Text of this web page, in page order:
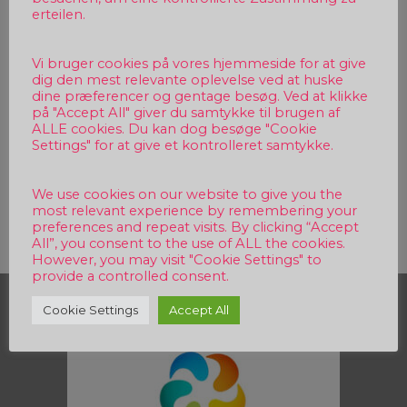
Beitragsnavigation
Sponsor
erteilen.
Vi bruger cookies på vores hjemmeside for at give
dig den mest relevante oplevelse ved at huske
dine præferencer og gentage besøg. Ved at klikke
på "Accept All" giver du samtykke til brugen af
ALLE cookies. Du kan dog besøge "Cookie
Settings" for at give et kontrolleret samtykke.
We use cookies on our website to give you the
most relevant experience by remembering your
preferences and repeat visits. By clicking “Accept
All”, you consent to the use of ALL the cookies.
However, you may visit "Cookie Settings" to
provide a controlled consent.
Cookie Settings Accept All